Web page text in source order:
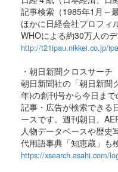
記事検索（1985年1月～
ほかに日経会社プロフィ
WHOによる約30万人の
http://t21ipau.nikkei.co.jp/
・朝日新聞クロスサーチ
朝日新聞社の「朝日新聞
年)の創刊号から今日まで
記事・広告が検索できる
ースです。週刊朝日、
人物データベースや歴史
代用語事典「知恵蔵」も
https://xsearch.asahi.com/